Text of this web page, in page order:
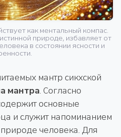
как ментальный компас.
природе, избавляет от
в состоянии ясности и
мантр сикхской
мантра. Согласно
основные
и служит напоминанием
человека. Для